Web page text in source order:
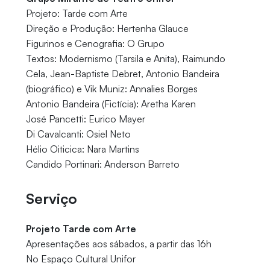
Projeto: Tarde com Arte
Direção e Produção: Hertenha Glauce
Figurinos e Cenografia: O Grupo
Textos: Modernismo (Tarsila e Anita), Raimundo
Cela, Jean-Baptiste Debret, Antonio Bandeira
(biográfico) e Vik Muniz: Annalies Borges
Antonio Bandeira (Fictícia): Aretha Karen
José Pancetti: Eurico Mayer
Di Cavalcanti: Osiel Neto
Hélio Oiticica: Nara Martins
Candido Portinari: Anderson Barreto
Serviço
Projeto Tarde com Arte
Apresentações aos sábados, a partir das 16h
No Espaço Cultural Unifor